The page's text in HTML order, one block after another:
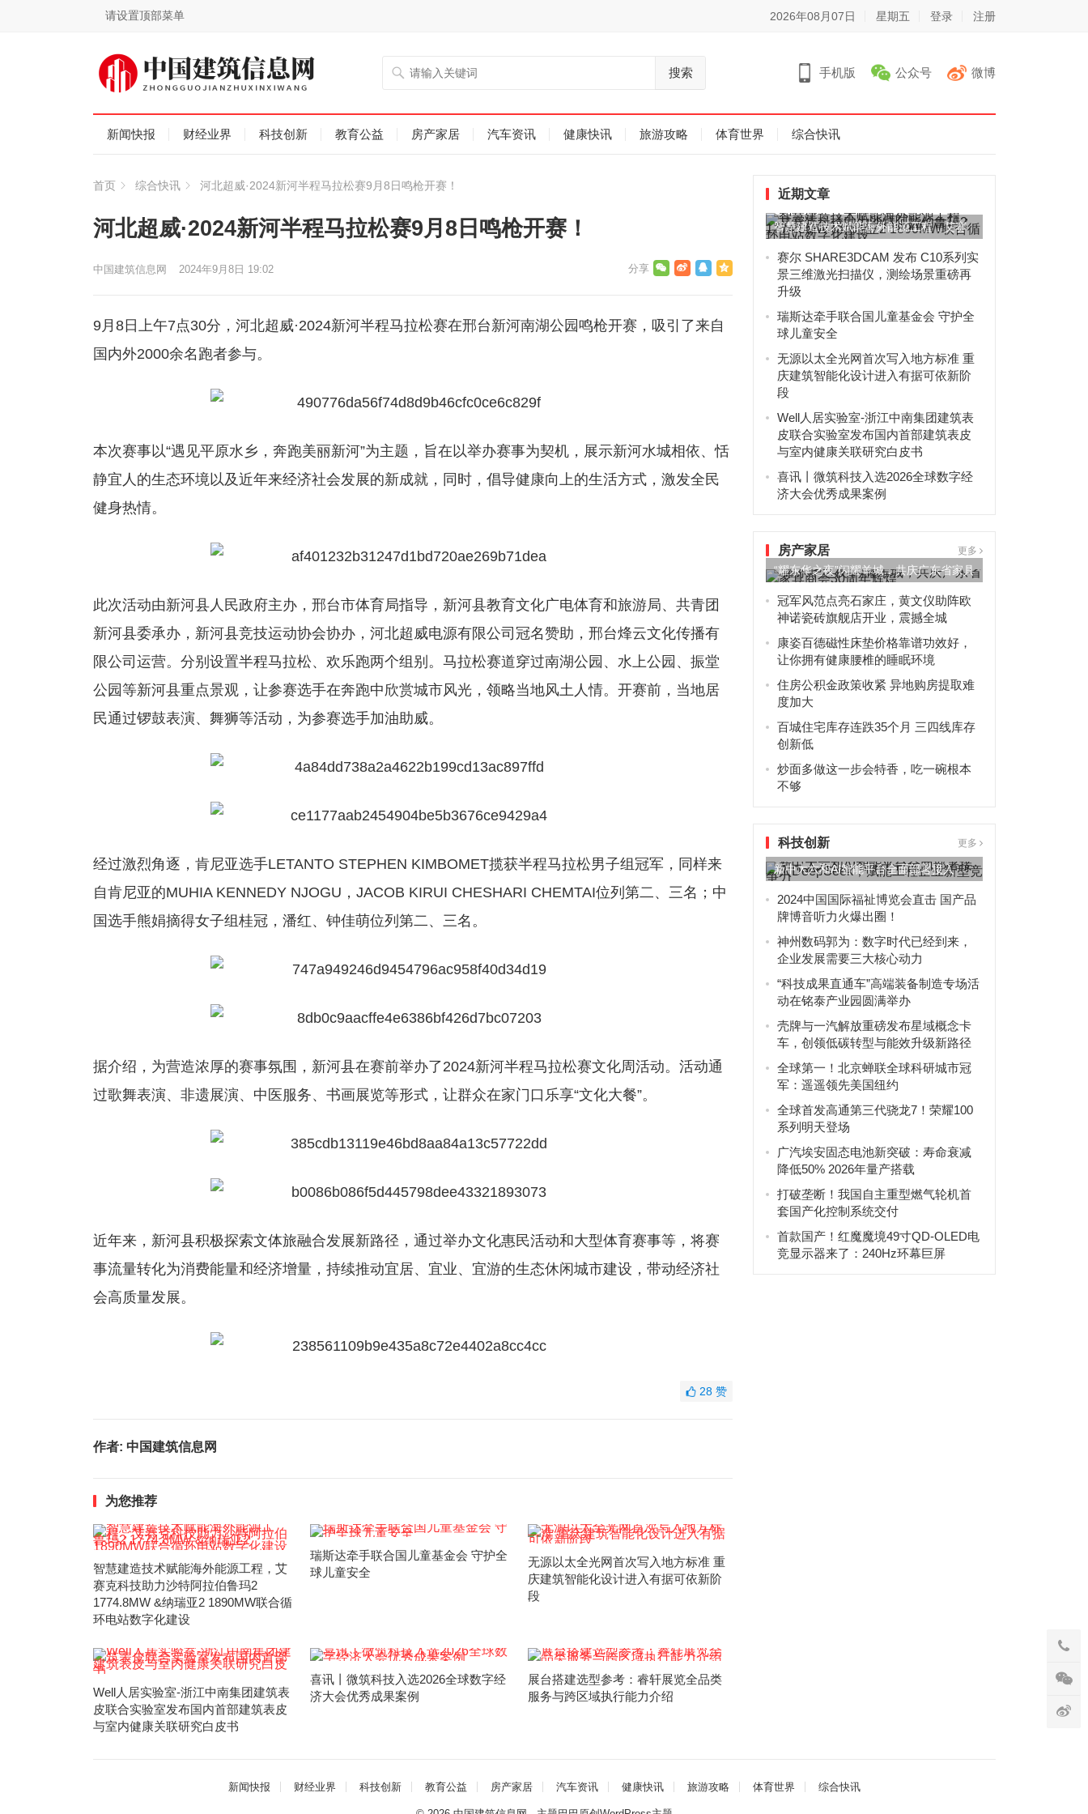
请设置顶部菜单 2026年08月07日 星期五 登录 注册
搜索 手机版 公众号 微博
新闻快报 财经业界 科技创新 教育公益 房产家居 汽车资讯 健康快讯 旅游攻略 体育世界 综合快讯
首页 综合快讯 河北超威·2024新河半程马拉松赛9月8日鸣枪开赛！
河北超威·2024新河半程马拉松赛9月8日鸣枪开赛！
中国建筑信息网 2024年9月8日 19:02
9月8日上午7点30分，河北超威·2024新河半程马拉松赛在邢台新河南湖公园鸣枪开赛，吸引了来自
国内外2000余名跑者参与。
本次赛事以“遇见平原水乡，奔跑美丽新河”为主题，旨在以举办赛事为契机，展示新河水城相依、恬
静宜人的生态环境以及近年来经济社会发展的新成就，同时，倡导健康向上的生活方式，激发全民
健身热情。
此次活动由新河县人民政府主办，邢台市体育局指导，新河县教育文化广电体育和旅游局、共青团
新河县委承办，新河县竞技运动协会协办，河北超威电源有限公司冠名赞助，邢台烽云文化传播有
限公司运营。分别设置半程马拉松、欢乐跑两个组别。马拉松赛道穿过南湖公园、水上公园、振堂
公园等新河县重点景观，让参赛选手在奔跑中欣赏城市风光，领略当地风土人情。开赛前，当地居
民通过锣鼓表演、舞狮等活动，为参赛选手加油助威。
经过激烈角逐，肯尼亚选手LETANTO STEPHEN KIMBOMET揽获半程马拉松男子组冠军，同样来
自肯尼亚的MUHIA KENNEDY NJOGU，JACOB KIRUI CHESHARI CHEMTAI位列第二、三名；中
国选手熊娟摘得女子组桂冠，潘红、钟佳萌位列第二、三名。
据介绍，为营造浓厚的赛事氛围，新河县在赛前举办了2024新河半程马拉松赛文化周活动。活动通
过歌舞表演、非遗展演、中医服务、书画展览等形式，让群众在家门口乐享“文化大餐”。
近年来，新河县积极探索文体旅融合发展新路径，通过举办文化惠民活动和大型体育赛事等，将赛
事流量转化为消费能量和经济增量，持续推动宜居、宜业、宜游的生态休闲城市建设，带动经济社
会高质量发展。
28 赞
作者: 中国建筑信息网
为您推荐
智慧建造技术赋能海外能源工程，艾
赛克科技助力沙特阿拉伯鲁玛2
1774.8MW &纳瑞亚2 1890MW联合循
环电站数字化建设
瑞斯达牵手联合国儿童基金会 守护全
球儿童安全
无源以太全光网首次写入地方标准 重
庆建筑智能化设计进入有据可依新阶
段
Well人居实验室-浙江中南集团建筑表
皮联合实验室发布国内首部建筑表皮
与室内健康关联研究白皮书
喜讯丨微筑科技入选2026全球数字经
济大会优秀成果案例
展台搭建选型参考：睿轩展览全品类
服务与跨区域执行能力介绍
近期文章
智慧建造技术赋能海外能源工程，艾赛
克科技助力沙特阿拉伯鲁玛2...
赛尔 SHARE3DCAM 发布 C10系列实
景三维激光扫描仪，测绘场景重磅再
升级
瑞斯达牵手联合国儿童基金会 守护全
球儿童安全
无源以太全光网首次写入地方标准 重
庆建筑智能化设计进入有据可依新阶
段
Well人居实验室-浙江中南集团建筑表
皮联合实验室发布国内首部建筑表皮
与室内健康关联研究白皮书
喜讯丨微筑科技入选2026全球数字经
济大会优秀成果案例
房产家居 更多
“耀东华之夜”闪耀羊城，共庆广东省家具
商会30周年辉煌
冠军风范点亮石家庄，黄文仪助阵欧
神诺瓷砖旗舰店开业，震撼全城
康姿百德磁性床垫价格靠谱功效好，
让你拥有健康腰椎的睡眠环境
住房公积金政策收紧 异地购房提取难
度加大
百城住宅库存连跌35个月 三四线库存
创新低
炒面多做这一步会特香，吃一碗根本
不够
科技创新 更多
新中大六和AI智能平台全面部署接入
DeepSeek，赋能工程...
2024中国国际福祉博览会直击 国产品
牌博音听力火爆出圈！
神州数码郭为：数字时代已经到来，
企业发展需要三大核心动力
“科技成果直通车”高端装备制造专场活
动在铭泰产业园圆满举办
壳牌与一汽解放重磅发布星域概念卡
车，创领低碳转型与能效升级新路径
全球第一！北京蝉联全球科研城市冠
军：遥遥领先美国纽约
全球首发高通第三代骁龙7！荣耀100
系列明天登场
广汽埃安固态电池新突破：寿命衰减
降低50% 2026年量产搭载
打破垄断！我国自主重型燃气轮机首
套国产化控制系统交付
首款国产！红魔魔境49寸QD-OLED电
竞显示器来了：240Hz环幕巨屏
新闻快报 财经业界 科技创新 教育公益 房产家居 汽车资讯 健康快讯 旅游攻略 体育世界 综合快讯